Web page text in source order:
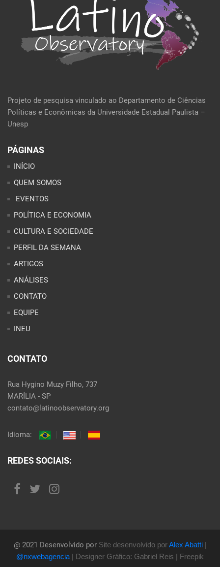
Projeto de pesquisa vinculado ao Departamento de Ciências
Políticas e Econômicas da Universidade Estadual Paulista –
Unesp
PÁGINAS
INÍCIO
QUEM SOMOS
EVENTOS
POLÍTICA E ECONOMIA
CULTURA E SOCIEDADE
PERFIL DA SEMANA
ARTIGOS
ANÁLISES
CONTATO
EQUIPE
INEU
CONTATO
Rua Hygino Muzy Filho, 737
MARÍLIA - SP
contato@latinoobservatory.org
Idioma:
REDES SOCIAIS:
@ 2021 Desenvolvido porSite desenvolvido porAlex Abatti|
@nxwebagencia | Designer Gráfico: Gabriel Reis | Freepik